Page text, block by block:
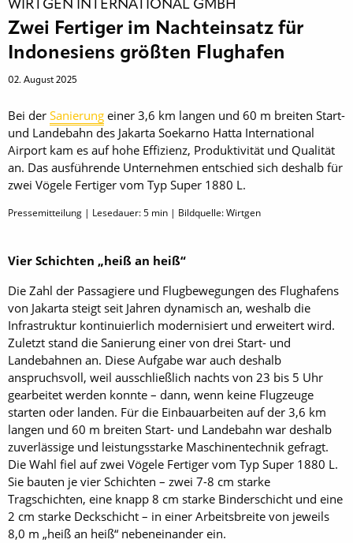
WIRTGEN INTERNATIONAL GMBH
Zwei Fertiger im Nachteinsatz für
Indonesiens größten Flughafen
02. August 2025
Bei der Sanierung einer 3,6 km langen und 60 m breiten Start-
und Landebahn des Jakarta Soekarno Hatta International
Airport kam es auf hohe Effizienz, Produktivität und Qualität
an. Das ausführende Unternehmen entschied sich deshalb für
zwei Vögele Fertiger vom Typ Super 1880 L.
Pressemitteilung | Lesedauer:5 min | Bildquelle: Wirtgen
Vier Schichten „heiß an heiß“
Die Zahl der Passagiere und Flugbewegungen des Flughafens
von Jakarta steigt seit Jahren dynamisch an, weshalb die
Infrastruktur kontinuierlich modernisiert und erweitert wird.
Zuletzt stand die Sanierung einer von drei Start- und
Landebahnen an. Diese Aufgabe war auch deshalb
anspruchsvoll, weil ausschließlich nachts von 23 bis 5 Uhr
gearbeitet werden konnte – dann, wenn keine Flugzeuge
starten oder landen. Für die Einbauarbeiten auf der 3,6 km
langen und 60 m breiten Start- und Landebahn war deshalb
zuverlässige und leistungsstarke Maschinentechnik gefragt.
Die Wahl fiel auf zwei Vögele Fertiger vom Typ Super 1880 L.
Sie bauten je vier Schichten – zwei 7-8 cm starke
Tragschichten, eine knapp 8 cm starke Binderschicht und eine
2 cm starke Deckschicht – in einer Arbeitsbreite von jeweils
8,0 m „heiß an heiß“ nebeneinander ein.